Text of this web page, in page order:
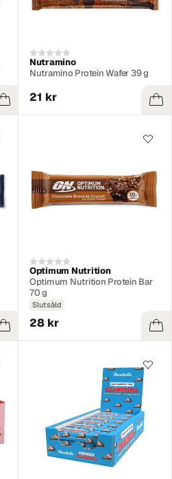
Nutramino
Nutramino Protein Wafer 39 g
21 kr
Optimum Nutrition
Optimum Nutrition Protein Bar
70 g
Slutsåld
28 kr